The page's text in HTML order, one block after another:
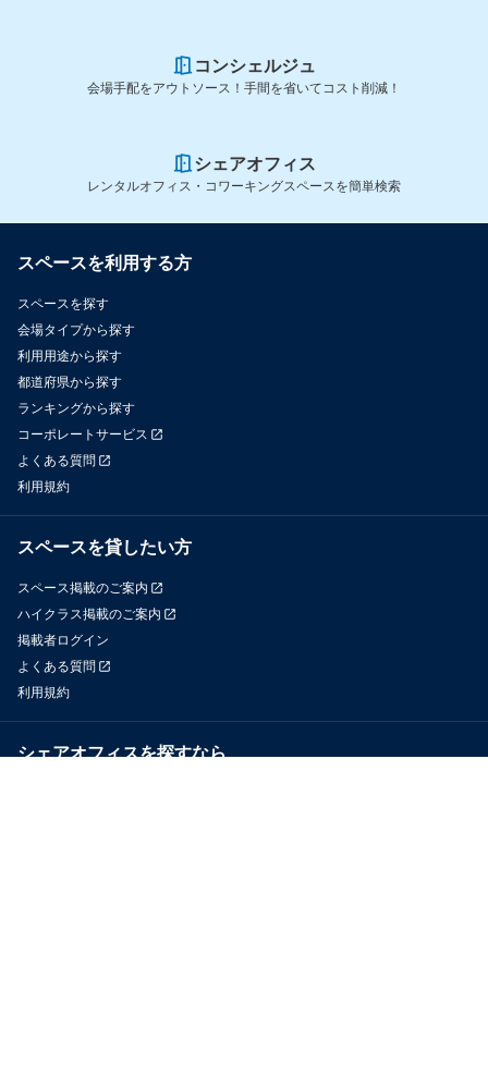
コンシェルジュ
会場手配をアウトソース！手間を省いてコスト削減！
シェアオフィス
レンタルオフィス・コワーキングスペースを簡単検索
スペースを利用する方
スペースを探す
会場タイプから探す
利用用途から探す
都道府県から探す
ランキングから探す
コーポレートサービス
よくある質問
利用規約
スペースを貸したい方
スペース掲載のご案内
ハイクラス掲載のご案内
掲載者ログイン
よくある質問
利用規約
シェアオフィスを探すなら